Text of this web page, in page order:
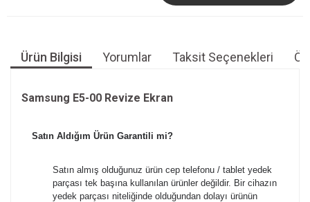
Ürün Bilgisi Yorumlar Taksit Seçenekleri
Samsung E5-00 Revize Ekran
Satın Aldığım Ürün Garantili mi?
Satın almış olduğunuz ürün cep telefonu / tablet yedek
parçası tek başına kullanılan ürünler değildir. Bir cihazın
yedek parçası niteliğinde olduğundan dolayı ürünün